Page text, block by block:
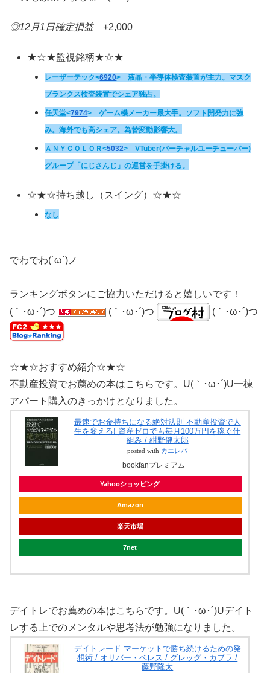
◎12月1日確定損益 +2,000
★☆★監視銘柄★☆★
レーザーテック<6920> 液晶・半導体検査装置が主力。マスク
ブランクス検査装置でシェア独占。
任天堂<7974>
ゲーム機メーカー最大手。ソフト開発力に強
み。海外でも高シェア。為替変動影響大。
ＡＮＹＣＯＬＯＲ<5032>
VTuber(バーチャルユーチューバー)
グループ「にじさんじ」の運営を手掛ける。
☆★☆持ち越し（スイング）☆★☆
なし
でわでわ(´ω`)ノ
ランキングボタンにご協力いただけると嬉しいです！
(｀･ω･´)つ
(｀･ω･´)つ (｀･ω･´)つ
☆★☆おすすめ紹介☆★☆
不動産投資でお薦めの本はこちらです。U(｀･ω･´)U一棟
アパート購入のきっかけとなりました。
最速でお金持ちになる絶対法則 不動産投資で人
生を変える! 資産ゼロでも毎月100万円を稼ぐ仕
組み / 紺野健太郎
posted with カエレバ
bookfanプレミアム
Yahooショッピング
Amazon
楽天市場
7net
デイトレでお薦めの本はこちらです。U(｀･ω･´)Uデイト
レする上でのメンタルや思考法が勉強になりました。
デイトレード マーケットで勝ち続けるための発
想術 / オリバー・ベレス / グレッグ・カプラ /
藤野隆太